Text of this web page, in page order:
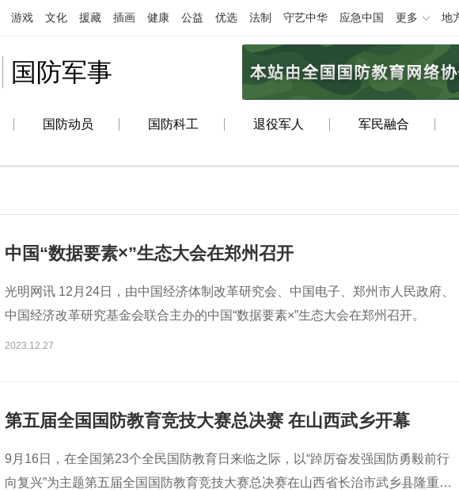
游戏 文化 援藏 插画 健康 公益 优选 法制 守艺中华 应急中国 更多 地
国防军事
国防动员 国防科工 退役军人 军民融合
中国“数据要素×”生态大会在郑州召开
光明网讯 12月24日，由中国经济体制改革研究会、中国电子、郑州市人民政府、
中国经济改革研究基金会联合主办的中国“数据要素×”生态大会在郑州召开。
2023.12.27
第五届全国国防教育竞技大赛总决赛 在山西武乡开幕
9月16日，在全国第23个全民国防教育日来临之际，以“踔厉奋发强国防勇毅前行
向复兴”为主题第五届全国国防教育竞技大赛总决赛在山西省长治市武乡县隆重开